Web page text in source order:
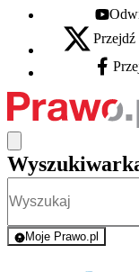
Youtube
X - otwiera się w
Moje Prawo.pl
- rejestracja i